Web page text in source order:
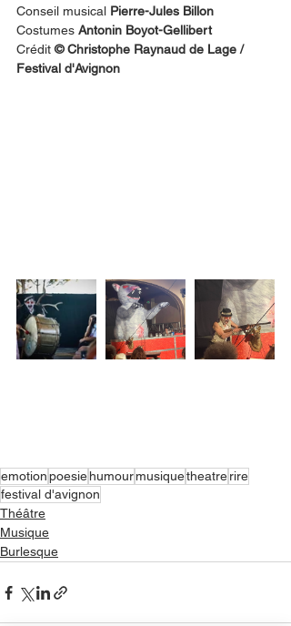
Conseil musical Pierre-Jules Billon
Costumes Antonin Boyot-Gellibert
Crédit © Christophe Raynaud de Lage /
Festival d'Avignon
emotionpoesiehumourmusiquetheatrerire
festival d'avignon
Théâtre
Musique
Burlesque